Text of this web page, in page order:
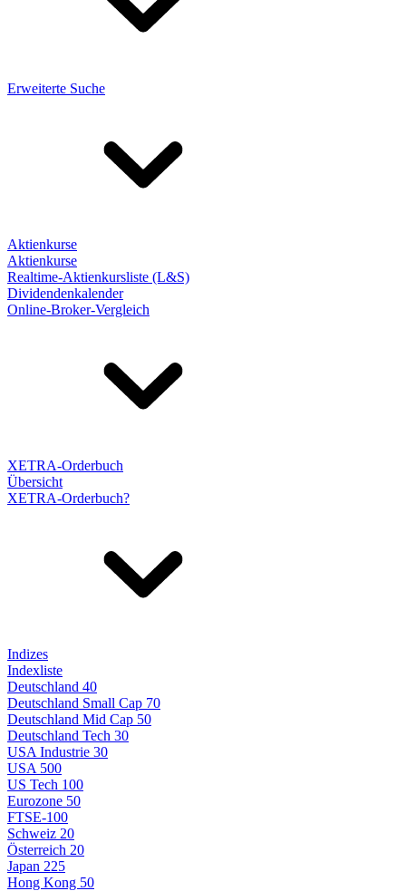
Erweiterte Suche
Aktienkurse
Aktienkurse
Realtime-Aktienkursliste (L&S)
Dividendenkalender
Online-Broker-Vergleich
XETRA-Orderbuch
Übersicht
XETRA-Orderbuch?
Indizes
Indexliste
Deutschland 40
Deutschland Small Cap 70
Deutschland Mid Cap 50
Deutschland Tech 30
USA Industrie 30
USA 500
US Tech 100
Eurozone 50
FTSE-100
Schweiz 20
Österreich 20
Japan 225
Hong Kong 50